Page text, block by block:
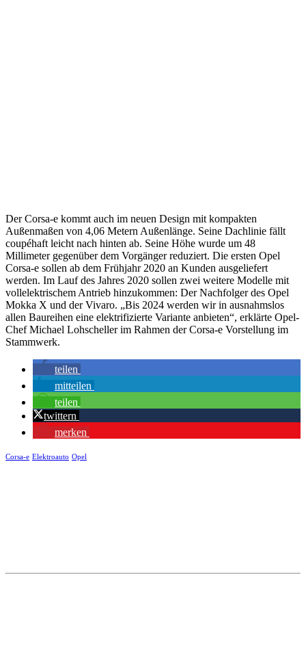
Der Corsa-e kommt auch im neuen Design mit kompakten
Außenmaßen von 4,06 Metern Außenlänge. Seine Dachlinie fällt
coupéhaft leicht nach hinten ab. Seine Höhe wurde um 48
Millimeter gegenüber dem Vorgänger reduziert. Die ersten Opel
Corsa-e sollen ab dem Frühjahr 2020 an Kunden ausgeliefert
werden. Im Lauf des Jahres 2020 sollen zwei weitere Modelle mit
vollelektrischem Antrieb hinzukommen: Der Nachfolger des Opel
Mokka X und der Vivaro. „Bis 2024 werden wir in ausnahmslos
allen Baureihen eine elektrifizierte Variante anbieten“, erklärte Opel-
Chef Michael Lohscheller im Rahmen der Corsa-e Vorstellung im
Stammwerk.
teilen
mitteilen
teilen
twittern
merken
Corsa-e Elektroauto Opel